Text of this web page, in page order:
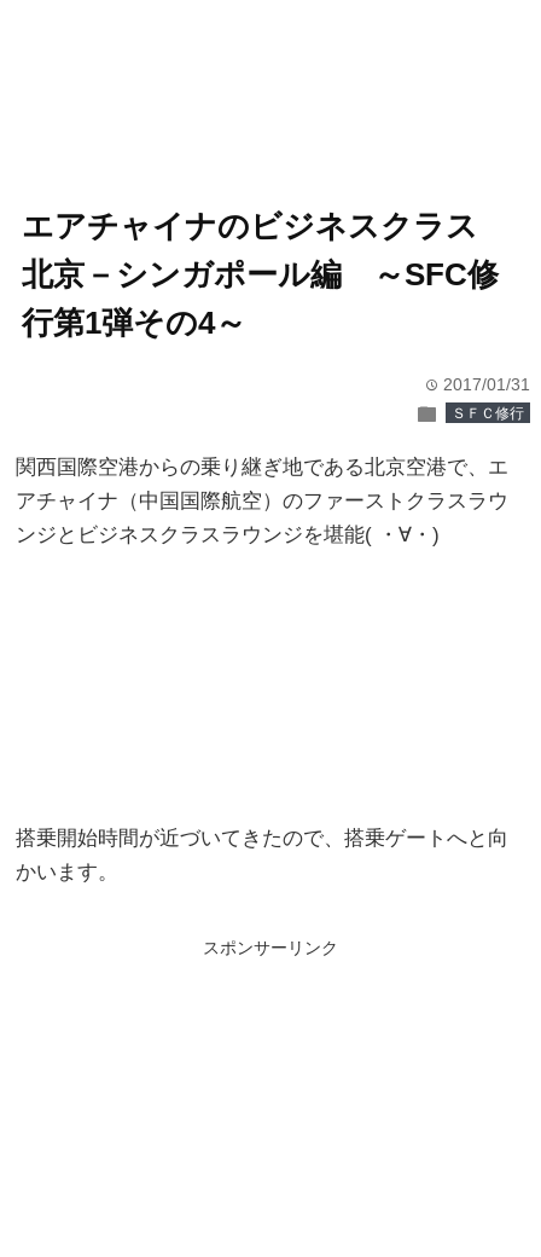
エアチャイナのビジネスクラス
北京－シンガポール編 ～SFC修
行第1弾その4～
time 2017/01/31
folder ＳＦＣ修行
関西国際空港からの乗り継ぎ地である北京空港で、エ
アチャイナ（中国国際航空）のファーストクラスラウ
ンジとビジネスクラスラウンジを堪能( ・∀・)
搭乗開始時間が近づいてきたので、搭乗ゲートへと向
かいます。
スポンサーリンク